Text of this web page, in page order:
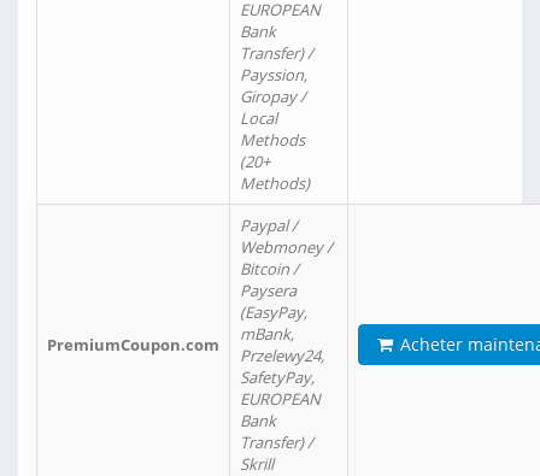
EUROPEAN
Bank
Transfer) /
Payssion,
Giropay /
Local
Methods
(20+
Methods)
PremiumCoupon.com
Paypal /
Webmoney /
Bitcoin /
Paysera
(EasyPay,
mBank,
Przelewy24,
SafetyPay,
EUROPEAN
Bank
Transfer) /
Skrill
Acheter